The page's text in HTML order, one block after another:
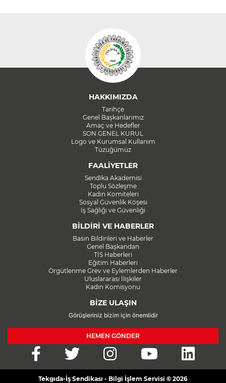
HAKKIMIZDA
Tarihçe
Genel Başkanlarımız
Amaç ve Hedefler
SON GENEL KURUL
Logo ve Kurumsal Kullanım
Tüzüğümüz
FAALİYETLER
Sendika Akademisi
Toplu Sözleşme
Kadın Komiteleri
Sosyal Güvenlik Köşesi
İş Sağlığı ve Güvenliği
BİLDİRİ VE HABERLER
Basın Bildirileri ve Haberler
Genel Başkandan
TİS Haberleri
Eğitim Haberleri
Örgütlenme Grev ve Eylemlerden Haberler
Uluslararası İlişkiler
Kadın Komisyonu
BİZE ULAŞIN
Görüşleriniz bizim için önemlidir
HEMEN GÖNDER
Tekgıda-İş Sendikası - Bilgi İşlem Servisi © 2026